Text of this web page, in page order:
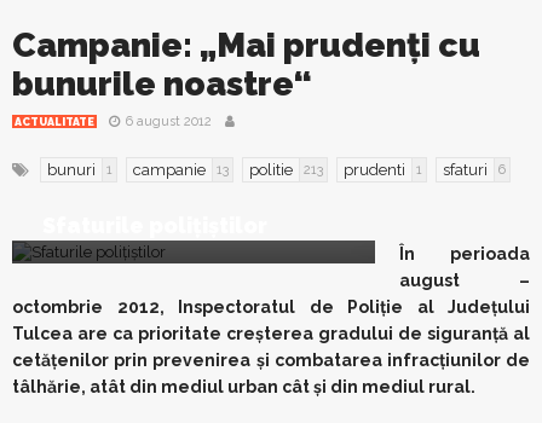
Campanie: „Mai prudenţi cu
bunurile noastre“
ACTUALITATE 6 august 2012
bunuri 1 campanie 13 politie 213 prudenti 1 sfaturi 6
În perioada
august –
octombrie 2012, Inspectoratul de Poliție al Județului
Tulcea are ca prioritate creșterea gradului de siguranță al
cetățenilor prin prevenirea și combatarea infracțiunilor de
tâlhărie, atât din mediul urban cât și din mediul rural.